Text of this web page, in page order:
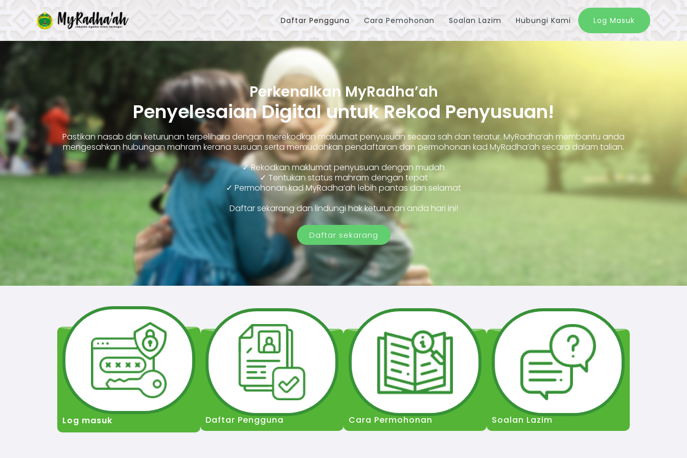
Skip
to
content
Daftar Pengguna Cara Pemohonan Soalan Lazim Hubungi Kami Log Masuk
Perkenalkan MyRadha’ah
Penyelesaian Digital untuk Rekod Penyusuan!
Pastikan nasab dan keturunan terpelihara dengan merekodkan maklumat penyusuan secara sah dan teratur. MyRadha’ah membantu anda
mengesahkan hubungan mahram kerana susuan serta memudahkan pendaftaran dan permohonan kad MyRadha’ah secara dalam talian.
✓ Rekodkan maklumat penyusuan dengan mudah
✓ Tentukan status mahram dengan tepat
✓ Permohonan kad MyRadha’ah lebih pantas dan selamat
Daftar sekarang dan lindungi hak keturunan anda hari ini!
Daftar sekarang
Log masuk Daftar Pengguna Cara Permohonan Soalan Lazim